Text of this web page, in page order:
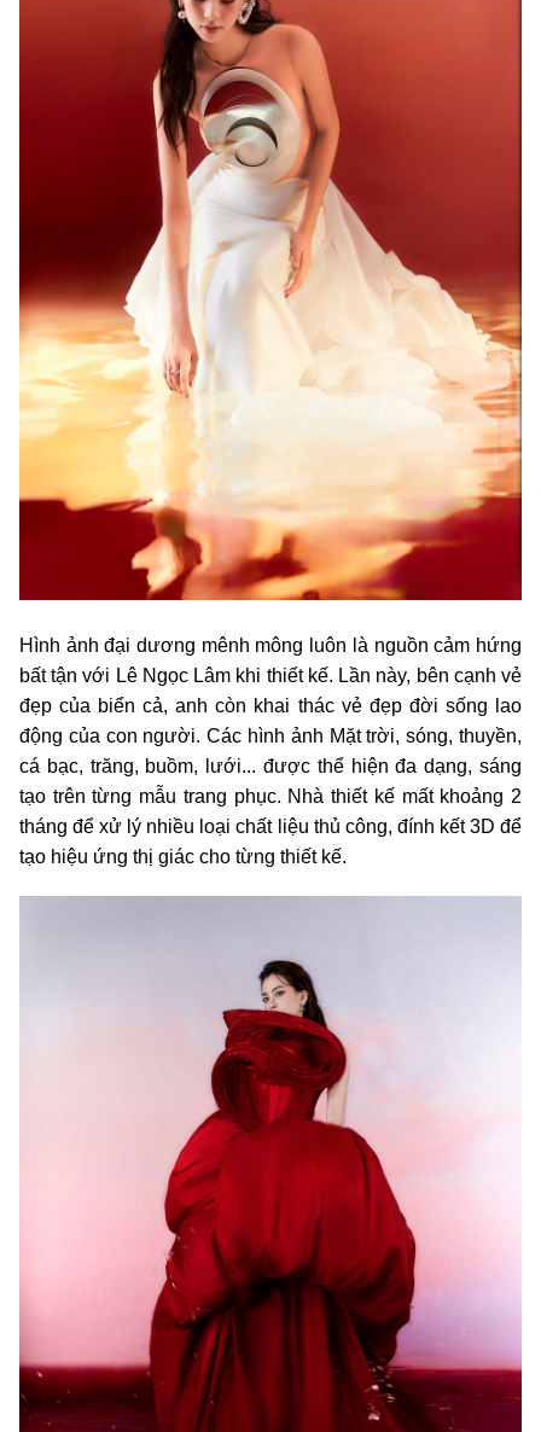
Hình ảnh đại dương mênh mông luôn là nguồn cảm hứng
bất tận với Lê Ngọc Lâm khi thiết kế. Lần này, bên cạnh vẻ
đẹp của biển cả, anh còn khai thác vẻ đẹp đời sống lao
động của con người. Các hình ảnh Mặt trời, sóng, thuyền,
cá bạc, trăng, buồm, lưới... được thể hiện đa dạng, sáng
tạo trên từng mẫu trang phục. Nhà thiết kế mất khoảng 2
tháng để xử lý nhiều loại chất liệu thủ công, đính kết 3D để
tạo hiệu ứng thị giác cho từng thiết kế.